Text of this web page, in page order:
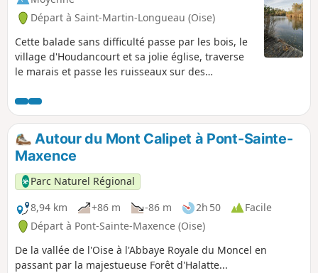
Départ à Saint-Martin-Longueau (Oise)
Cette balade sans difficulté passe par les bois, le
village d'Houdancourt et sa jolie église, traverse
le marais et passe les ruisseaux sur des
Autour du Mont Calipet à Pont-Sainte-
Maxence
Parc Naturel Régional
8,94 km
+86 m -86 m 2h 50
Facile
Départ à Pont-Sainte-Maxence (Oise)
De la vallée de l'Oise à l'Abbaye Royale du Moncel en
passant par la majestueuse Forêt d'Halatte...